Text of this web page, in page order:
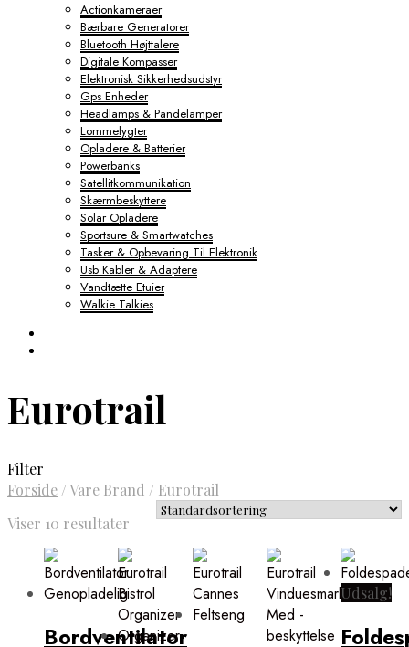
Actionkameraer
Bærbare Generatorer
Bluetooth Højttalere
Digitale Kompasser
Elektronisk Sikkerhedsudstyr
Gps Enheder
Headlamps & Pandelamper
Lommelygter
Opladere & Batterier
Powerbanks
Satellitkommunikation
Skærmbeskyttere
Solar Opladere
Sportsure & Smartwatches
Tasker & Opbevaring Til Elektronik
Usb Kabler & Adaptere
Vandtætte Etuier
Walkie Talkies
Eurotrail
Filter
Forside /Vare Brand / Eurotrail
Viser 10 resultater
Bordventilator
Udsalg!